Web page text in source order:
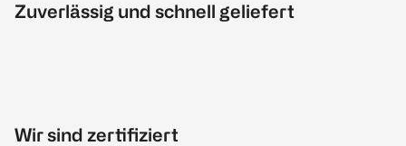
Zuverlässig und schnell geliefert
Wir sind zertifiziert